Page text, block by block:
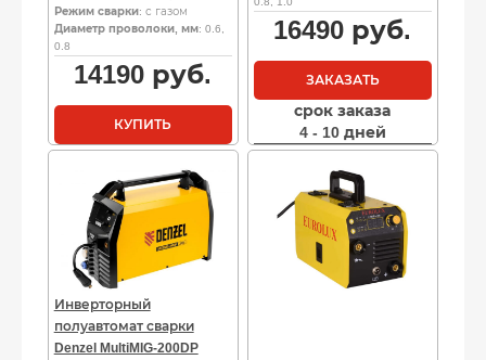
Режим сварки: с газом
Диаметр проволоки, мм: 0.6,
0.8
14190 руб.
КУПИТЬ
16490 руб.
ЗАКАЗАТЬ
срок заказа
4 - 10 дней
Инверторный
полуавтомат сварки
Denzel MultiMIG-200DP